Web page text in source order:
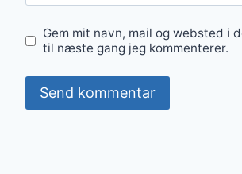
Gem mit navn, mail og websted i
til næste gang jeg kommenterer.